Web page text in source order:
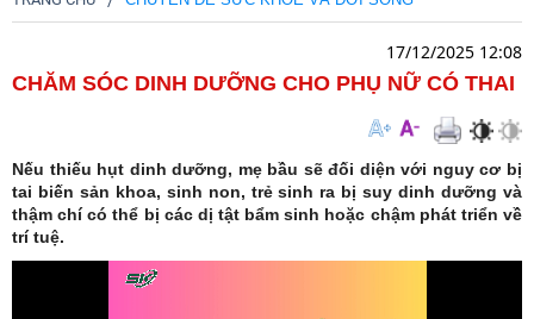
17/12/2025 12:08
CHĂM SÓC DINH DƯỠNG CHO PHỤ NỮ CÓ THAI
Nếu thiếu hụt dinh dưỡng, mẹ bầu sẽ đối diện với nguy cơ bị
tai biến sản khoa, sinh non, trẻ sinh ra bị suy dinh dưỡng và
thậm chí có thể bị các dị tật bẩm sinh hoặc chậm phát triển về
trí tuệ.